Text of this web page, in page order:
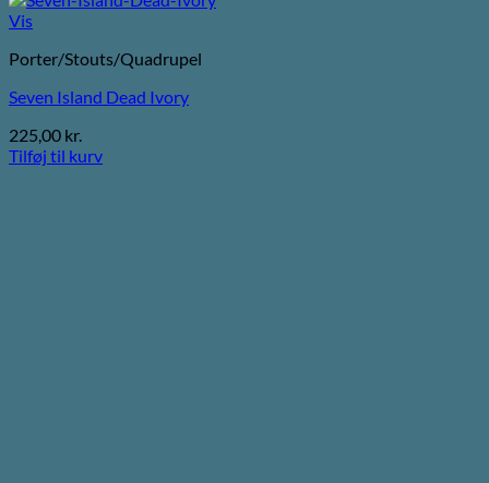
Vis
Porter/Stouts/Quadrupel
Seven Island Dead Ivory
225,00 kr.
Tilføj til kurv